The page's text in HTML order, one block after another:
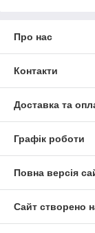
Про нас
Контакти
Доставка та
Графік роботи
Повна версія
Сайт створено